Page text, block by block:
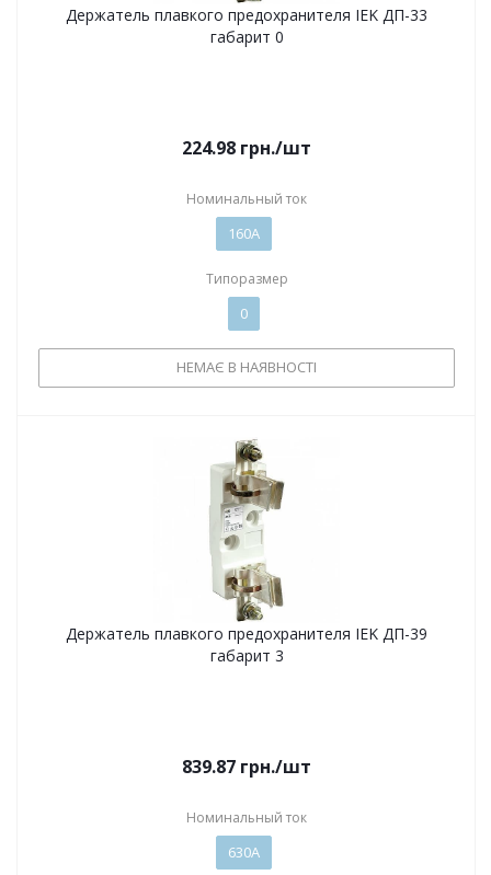
Держатель плавкого предохранителя IEK ДП-33
габарит 0
224.98 грн./шт
Номинальный ток
160А
Типоразмер
0
НЕМАЄ В НАЯВНОСТІ
Держатель плавкого предохранителя IEK ДП-39
габарит 3
839.87 грн./шт
Номинальный ток
630А